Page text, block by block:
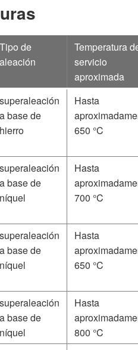
Tipo de
aleación
Temperatura
servicio
aproximada
superaleación
a base de
hierro
Hasta
650 °C
superaleación
a base de
níquel
Hasta
700 °C
superaleación
a base de
níquel
Hasta
650 °C
superaleación
a base de
níquel
Hasta
800 °C